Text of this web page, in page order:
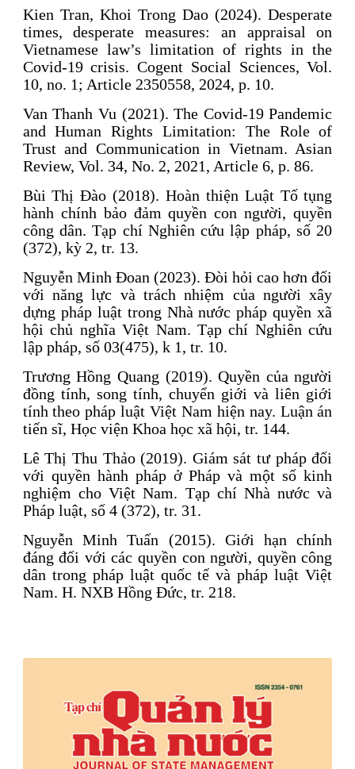
Kien Tran, Khoi Trong Dao (2024). Desperate
times, desperate measures: an appraisal on
Vietnamese law’s limitation of rights in the
Covid-19 crisis. Cogent Social Sciences, Vol.
10, no. 1; Article 2350558, 2024, p. 10.
Van Thanh Vu (2021). The Covid-19 Pandemic
and Human Rights Limitation: The Role of
Trust and Communication in Vietnam. Asian
Review, Vol. 34, No. 2, 2021, Article 6, p. 86.
Bùi Thị Đào (2018). Hoàn thiện Luật Tố tụng
hành chính bảo đảm quyền con người, quyền
công dân. Tạp chí Nghiên cứu lập pháp, số 20
(372), kỳ 2, tr. 13.
Nguyễn Minh Đoan (2023). Đòi hỏi cao hơn đối
với năng lực và trách nhiệm của người xây
dựng pháp luật trong Nhà nước pháp quyền xã
hội chủ nghĩa Việt Nam. Tạp chí Nghiên cứu
lập pháp, số 03(475), k 1, tr. 10.
Trương Hồng Quang (2019). Quyền của người
đồng tính, song tính, chuyển giới và liên giới
tính theo pháp luật Việt Nam hiện nay. Luận án
tiến sĩ, Học viện Khoa học xã hội, tr. 144.
Lê Thị Thu Thảo (2019). Giám sát tư pháp đối
với quyền hành pháp ở Pháp và một số kinh
nghiệm cho Việt Nam. Tạp chí Nhà nước và
Pháp luật, số 4 (372), tr. 31.
Nguyễn Minh Tuấn (2015). Giới hạn chính
đáng đối với các quyền con người, quyền công
dân trong pháp luật quốc tế và pháp luật Việt
Nam. H. NXB Hồng Đức, tr. 218.